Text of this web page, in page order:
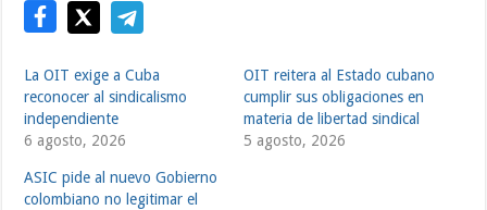
La OIT exige a Cuba
reconocer al sindicalismo
independiente
6 agosto, 2026
OIT reitera al Estado cubano
cumplir sus obligaciones en
materia de libertad sindical
5 agosto, 2026
ASIC pide al nuevo Gobierno
colombiano no legitimar el